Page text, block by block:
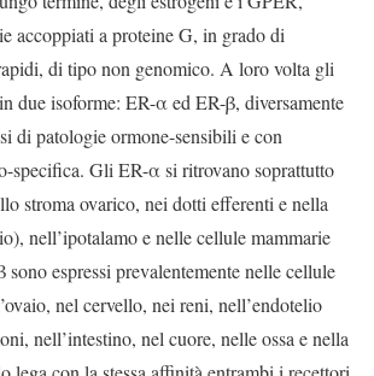
accoppiati a proteine G, in grado di
di tipo non genomico. A loro volta gli
due isoforme: ER-α ed ER-β, diversamente
di patologie ormone-sensibili e con
specifica. Gli ER-α si ritrovano soprattutto
stroma ovarico, nei dotti efferenti e nella
nell’ipotalamo e nelle cellule mammarie
sono espressi prevalentemente nelle cellule
nel cervello, nei reni, nell’endotelio
nell’intestino, nel cuore, nelle ossa e nella